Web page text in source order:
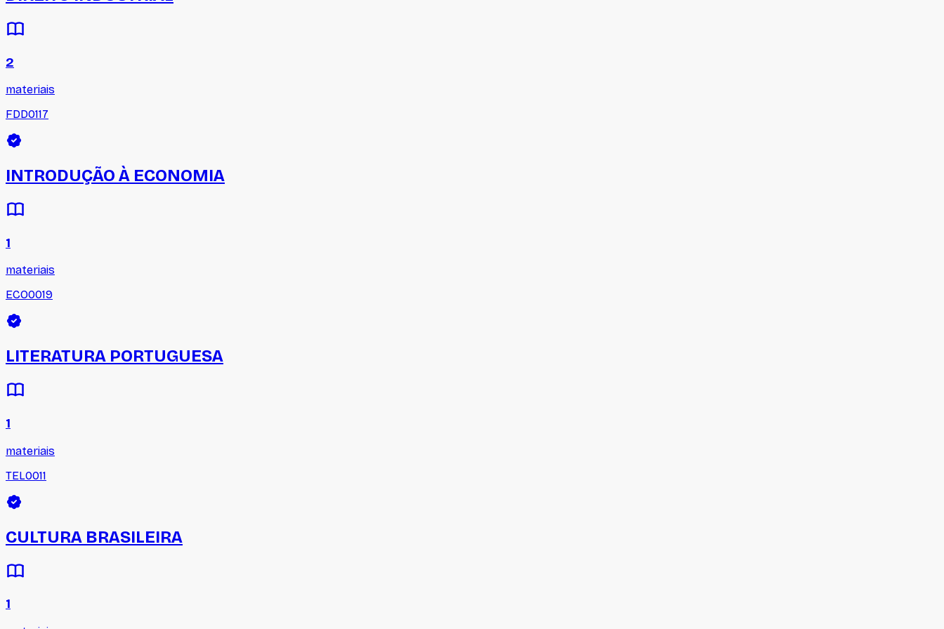
2
materiais
FDD0117
INTRODUÇÃO À ECONOMIA
1
materiais
ECO0019
LITERATURA PORTUGUESA
1
materiais
TEL0011
CULTURA BRASILEIRA
1